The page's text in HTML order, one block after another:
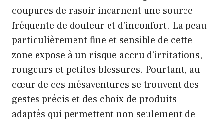
coupures de rasoir incarnent une source
fréquente de douleur et d’inconfort. La peau
particulièrement fine et sensible de cette
zone expose à un risque accru d’irritations,
rougeurs et petites blessures. Pourtant, au
cœur de ces mésaventures se trouvent des
gestes précis et des choix de produits
adaptés qui permettent non seulement de